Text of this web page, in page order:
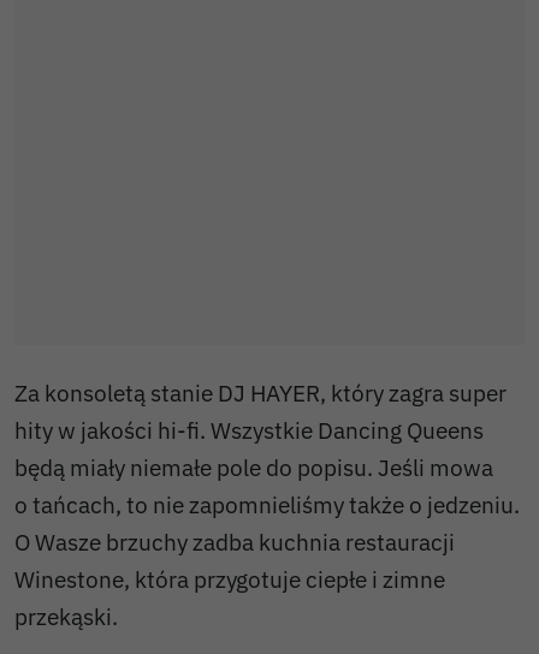
Za konsoletą stanie DJ HAYER, który zagra super
hity w jakości hi-fi. Wszystkie Dancing Queens
będą miały niemałe pole do popisu. Jeśli mowa
o tańcach, to nie zapomnieliśmy także o jedzeniu.
O Wasze brzuchy zadba kuchnia restauracji
Winestone, która przygotuje ciepłe i zimne
przekąski.